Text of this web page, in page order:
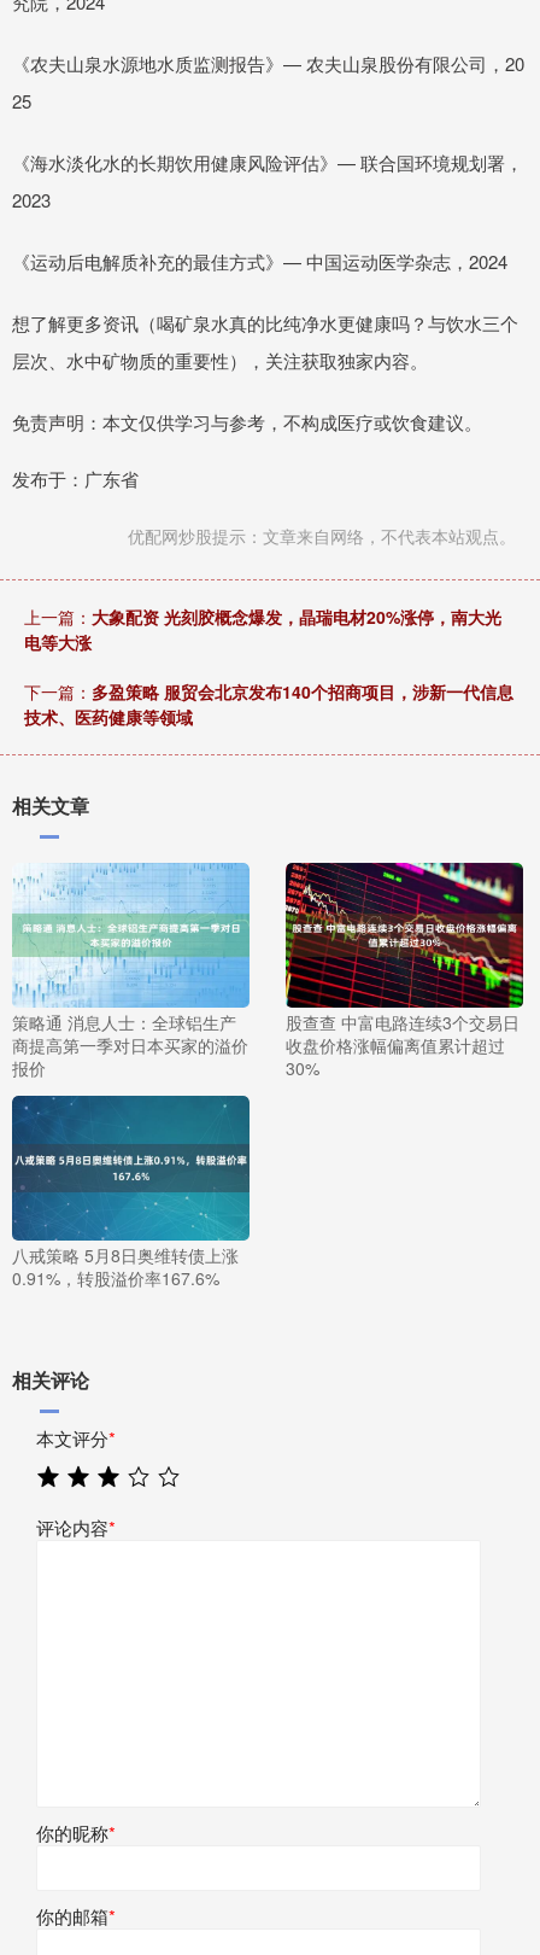
《农夫山泉水源地水质监测报告》— 农夫山泉股份有限公司，20
25
《海水淡化水的长期饮用健康风险评估》— 联合国环境规划署，
2023
《运动后电解质补充的最佳方式》— 中国运动医学杂志，2024
想了解更多资讯（喝矿泉水真的比纯净水更健康吗？与饮水三个
层次、水中矿物质的重要性），关注获取独家内容。
免责声明：本文仅供学习与参考，不构成医疗或饮食建议。
发布于：广东省
优配网炒股提示：文章来自网络，不代表本站观点。
上一篇： 大象配资 光刻胶概念爆发，晶瑞电材20%涨停，南大光
电等大涨
下一篇： 多盈策略 服贸会北京发布140个招商项目，涉新一代信息
技术、医药健康等领域
相关文章
策略通 消息人士：全球铝生产
商提高第一季对日本买家的溢价
报价
股查查 中富电路连续3个交易日
收盘价格涨幅偏离值累计超过
30%
八戒策略 5月8日奥维转债上涨
0.91%，转股溢价率167.6%
相关评论
本文评分*
评论内容*
你的昵称*
你的邮箱*